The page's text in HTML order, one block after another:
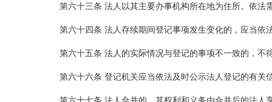
第六十三条 法人以其主要办事机构所在地为住所。依
第六十四条 法人存续期间登记事项发生变化的，应当依
第六十五条 法人的实际情况与登记的事项不一致的，不
第六十六条 登记机关应当依法及时公示法人登记的有关